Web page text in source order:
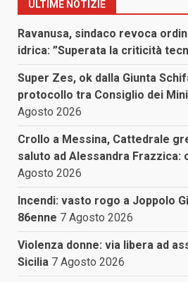
ULTIME NOTIZIE
Ravanusa, sindaco revoca
idrica: ”Superata la criticità
Super Zes, ok dalla Giunta
protocollo tra Consiglio dei
Agosto 2026
Crollo a Messina, Cattedrale
saluto ad Alessandra Frazzica:
Agosto 2026
Incendi: vasto rogo a Joppolo
86enne 7 Agosto 2026
Violenza donne: via libera ad
Sicilia 7 Agosto 2026